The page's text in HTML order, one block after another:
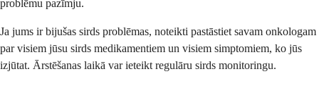
problēmu pazīmju.
Ja jums ir bijušas sirds problēmas, noteikti pastāstiet savam onkologam
par visiem jūsu sirds medikamentiem un visiem simptomiem, ko jūs
izjūtat. Ārstēšanas laikā var ieteikt regulāru sirds monitoringu.